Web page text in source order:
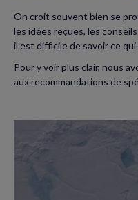
On croit souvent bien se
les idées reçues, les
il est difficile de savoir ce
Pour y voir plus clair, nous
aux recommandations de